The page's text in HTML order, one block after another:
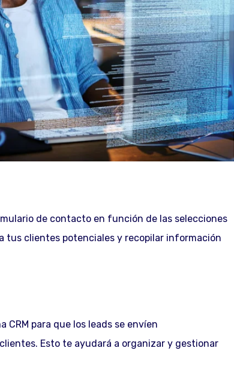
de contacto en función de las selecciones
tus clientes potenciales y recopilar información
para que los leads se envíen
Esto te ayudará a organizar y gestionar